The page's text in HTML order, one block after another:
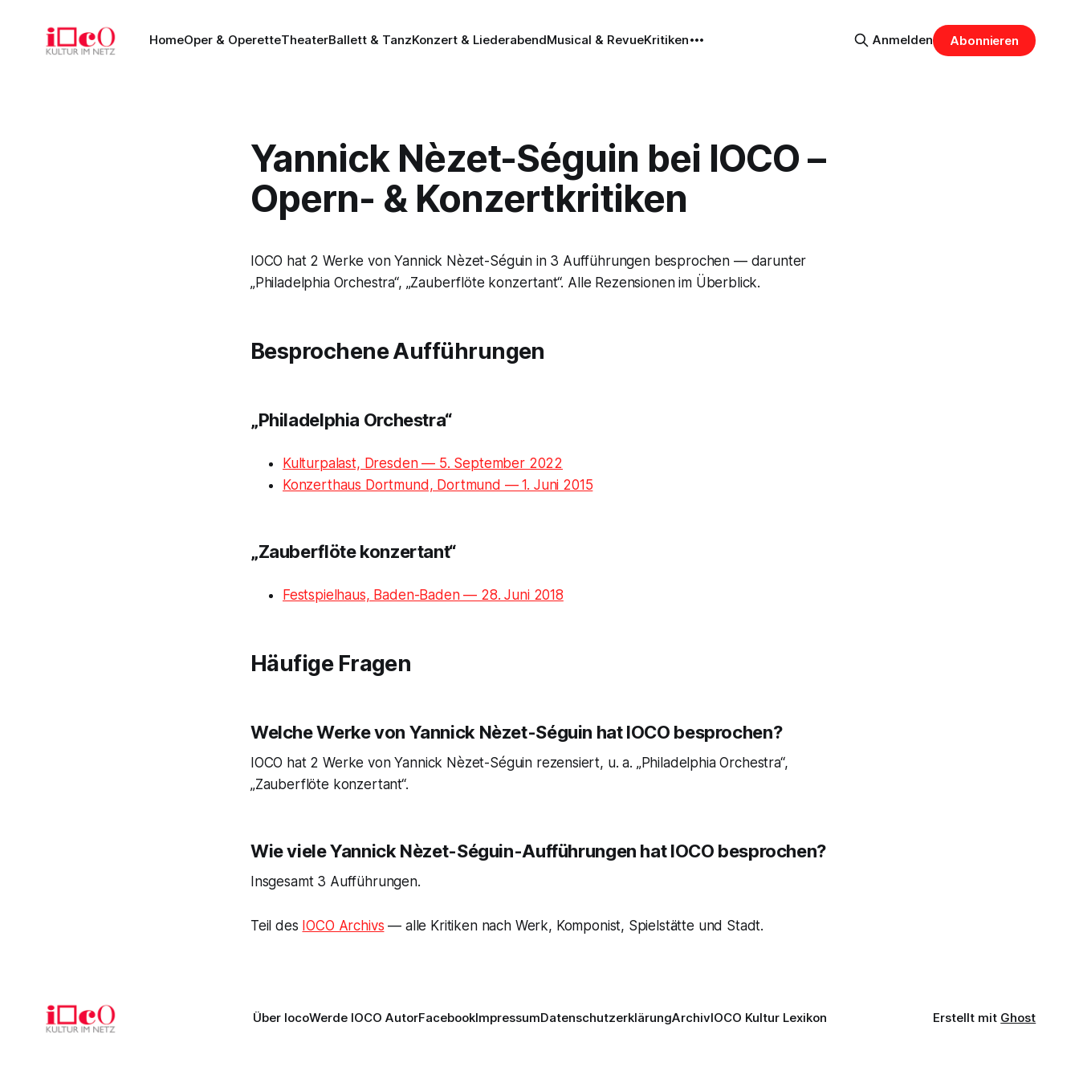
HomeOper & OperetteTheaterBallett & TanzKonzert & LiederabendMusical & RevueKritiken Anmelden Abonnieren
Yannick Nèzet-Séguin bei IOCO –
Opern- & Konzertkritiken
IOCO hat 2 Werke von Yannick Nèzet-Séguin in 3 Aufführungen besprochen — darunter
„Philadelphia Orchestra“, „Zauberflöte konzertant“. Alle Rezensionen im Überblick.
Besprochene Aufführungen
„Philadelphia Orchestra“
Kulturpalast, Dresden — 5. September 2022
Konzerthaus Dortmund, Dortmund — 1. Juni 2015
„Zauberflöte konzertant“
Festspielhaus, Baden-Baden — 28. Juni 2018
Häufige Fragen
Welche Werke von Yannick Nèzet-Séguin hat IOCO besprochen?
IOCO hat 2 Werke von Yannick Nèzet-Séguin rezensiert, u. a. „Philadelphia Orchestra“,
„Zauberflöte konzertant“.
Wie viele Yannick Nèzet-Séguin-Aufführungen hat IOCO besprochen?
Insgesamt 3 Aufführungen.
Teil des IOCO Archivs — alle Kritiken nach Werk, Komponist, Spielstätte und Stadt.
Über IocoWerde IOCO AutorFacebookImpressumDatenschutzerklärungArchivIOCO Kultur Lexikon Erstellt mit Ghost